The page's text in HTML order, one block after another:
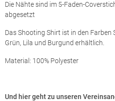
Die Nähte sind im 5-Faden-
abgesetzt
Das Shooting Shirt ist in den Farben
Grün, Lila und Burgund erhältlich.
Material: 100% Polyester
Und hier geht zu unseren